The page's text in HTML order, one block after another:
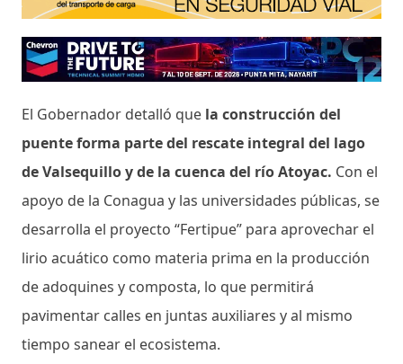
El Gobernador detalló que la construcción del
puente forma parte del rescate integral del lago
de Valsequillo y de la cuenca del río Atoyac. Con el
apoyo de la Conagua y las universidades públicas, se
desarrolla el proyecto “Fertipue” para aprovechar el
lirio acuático como materia prima en la producción
de adoquines y composta, lo que permitirá
pavimentar calles en juntas auxiliares y al mismo
tiempo sanear el ecosistema.